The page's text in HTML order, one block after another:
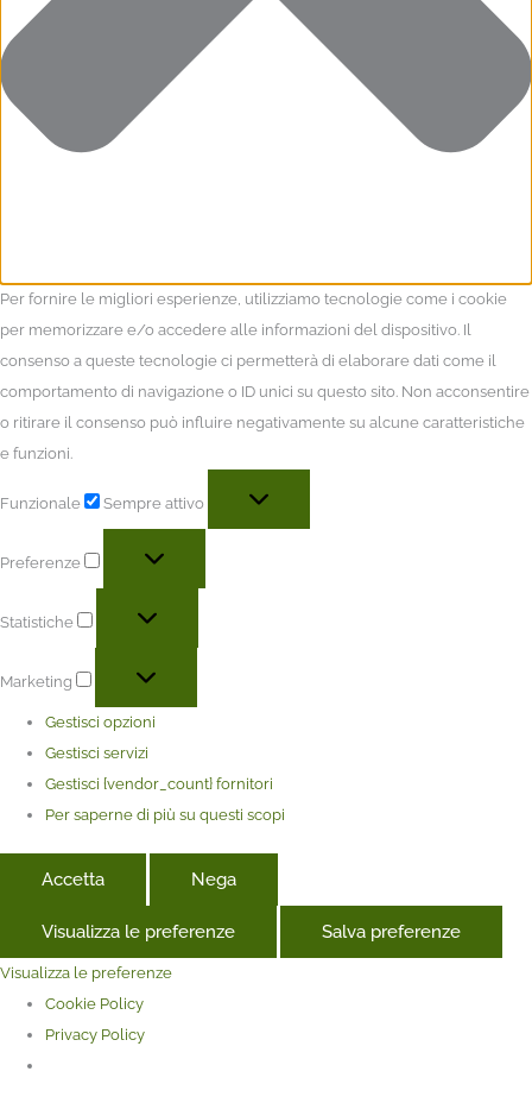
Per fornire le migliori esperienze, utilizziamo tecnologie come i cookie
per memorizzare e/o accedere alle informazioni del dispositivo. Il
consenso a queste tecnologie ci permetterà di elaborare dati come il
comportamento di navigazione o ID unici su questo sito. Non acconsentire
o ritirare il consenso può influire negativamente su alcune caratteristiche
e funzioni.
Funzionale Sempre attivo
Preferenze
Statistiche
Marketing
Gestisci opzioni
Gestisci servizi
Gestisci {vendor_count} fornitori
Per saperne di più su questi scopi
Accetta Nega
Visualizza le preferenze Salva preferenze
Visualizza le preferenze
Cookie Policy
Privacy Policy